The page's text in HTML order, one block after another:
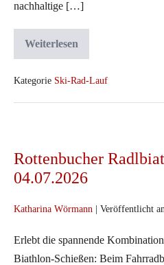
nachhaltige […]
Weiterlesen
TSV
Rottenbuch
DSV-
PUNKT
Kategorie Ski-Rad-Lauf
am
04.07.2026
Rottenbucher
04.07.2026
Katharina Wörmann Veröffentlicht
Erlebt die spannende
Biathlon-Schießen: Beim